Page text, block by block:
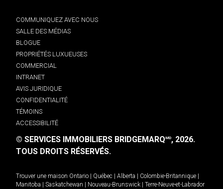
COMMUNIQUEZ AVEC NOUS
SALLE DES MÉDIAS
BLOGUE
PROPRIÉTÉS LUXUEUSES
COMMERCIAL
INTRANET
AVIS JURIDIQUE
CONFIDENTIALITÉ
TÉMOINS
ACCESSIBILITÉ
© SERVICES IMMOBILIERS BRIDGEMARQMD, 2026.
TOUS DROITS RÉSERVÉS.
Trouver une maison Ontario Québec Alberta Colombie-Britannique
Manitoba
Saskatchewan Nouveau-Brunswick
Terre-Neuve-et-Labrador